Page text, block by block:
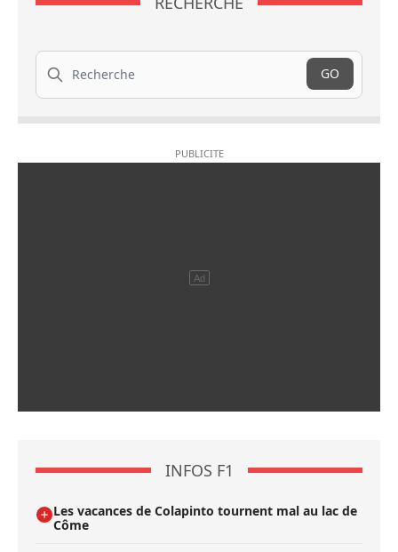
Recherche
GO
INFOS F1
Les vacances de Colapinto tournent mal au lac de
Côme